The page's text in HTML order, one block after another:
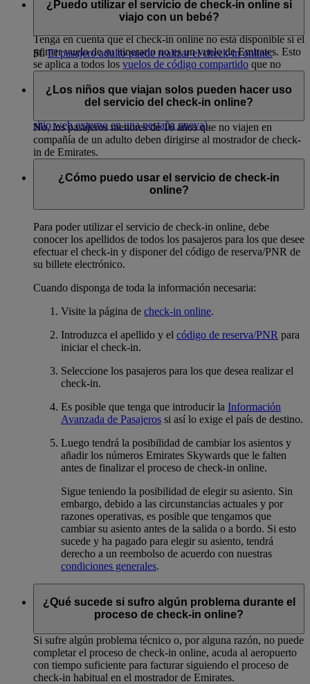
su vuelo sale de Dubái o 12 si su vuelo sale desde Estados
Tenga en cuenta que el check-in online no está disponible si el
primer vuelo de su itinerario no es un vuelo de Emirates. Esto
se aplica a todos los vuelos de código compartido que no
Si el primer vuelo de su itinerario está operado por Qantas,
sitio web externo en una pestaña nueva).
¿Puedo utilizar el servicio de check-in online si
viajo con un bebé?
Sí.El pasajero adulto puede realizar el check-in online.
¿Los niños que viajan solos pueden hacer uso
del servicio del check-in online?
No, los pasajeros menores de 16 años que no viajen en
compañía de un adulto deben dirigirse al mostrador de check-
in de Emirates.
¿Cómo puedo usar el servicio de check-in
online?
Para poder utilizar el servicio de check-in online, debe
conocer los apellidos de todos los pasajeros para los que desee
efectuar el check-in y disponer del código de reserva/PNR de
su billete electrónico.
Cuando disponga de toda la información necesaria:
Visite la página de check-in online.
Introduzca el apellido y el código de reserva/PNR para
iniciar el check-in.
Seleccione los pasajeros para los que desea realizar el
check-in.
Es posible que tenga que introducir la Información
Avanzada de Pasajeros si así lo exige el país de destino.
Luego tendrá la posibilidad de cambiar los asientos y
añadir los números Emirates Skywards que le falten
antes de finalizar el proceso de check-in online.
Sigue teniendo la posibilidad de elegir su asiento. Sin
embargo, debido a las circunstancias actuales y por
razones operativas, es posible que tengamos que
cambiar su asiento antes de la salida o a bordo. Si esto
sucede y ha pagado para elegir su asiento, tendrá
derecho a un reembolso de acuerdo con nuestras
condiciones generales.
¿Qué sucede si sufro algún problema durante el
proceso de check-in online?
Si sufre algún problema técnico o, por alguna razón, no puede
completar el proceso de check-in online, acuda al aeropuerto
con tiempo suficiente para facturar siguiendo el proceso de
check-in habitual en el mostrador de Emirates.